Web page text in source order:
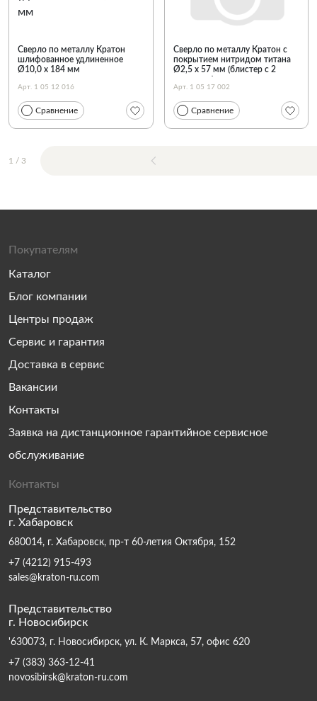
Сверло по металлу Кратон
шлифованное удлиненное
Ø10,0 х 184 мм
Арт. 1 05 12 016
Сравнение
Сверло по металлу Кратон с
покрытием нитридом титана
Ø2,5 х 57 мм (блистер с 2
сверлами)
Арт. 1 05 17 002
Сравнение
1 / 3
Покупателям
Каталог
Блог компании
Центры продаж
Сервис и гарантия
Доставка в сервис
Вакансии
Контакты
Заявка на дистанционное гарантийное сервисное
обслуживание
Контакты
Представительство
г. Хабаровск
680014, г. Хабаровск, пр-т 60-летия Октября, 152
+7 (4212) 915-493
sales@kraton-ru.com
Представительство
г. Новосибирск
'630073, г. Новосибирск, ул. К. Маркса, 57, офис 620
+7 (383) 363-12-41
novosibirsk@kraton-ru.com